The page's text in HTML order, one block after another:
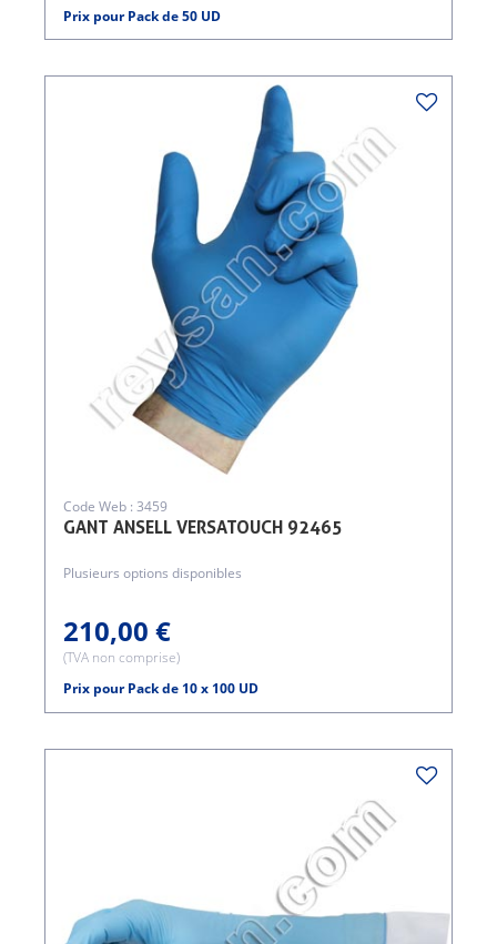
Prix pour Pack de 50 UD
GANT ANSELL VERSATOUCH 92465
Code Web : 3459
Plusieurs options disponibles
210,00 €
(TVA non comprise)
Prix pour Pack de 10 x 100 UD